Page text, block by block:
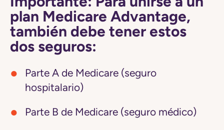
plan Medicare Advantage,
también debe tener estos
dos seguros:
Parte A de Medicare (seguro
hospitalario)
Parte B de Medicare (seguro médico)